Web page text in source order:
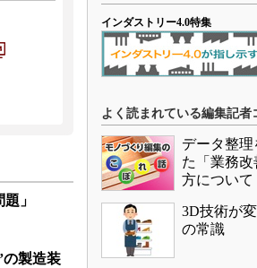
」
の製造装
インダストリー4.0特集
よく読まれている編集記者
データ整
た「業務改
方について
3D技術が
の常識